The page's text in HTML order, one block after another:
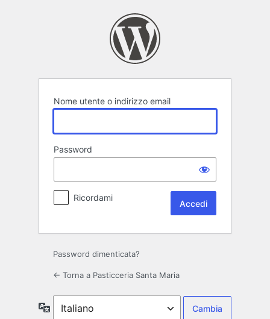
Nome utente o indirizzo email
Password
Ricordami
Password dimenticata?
← Torna a Pasticceria Santa Maria
Lingua